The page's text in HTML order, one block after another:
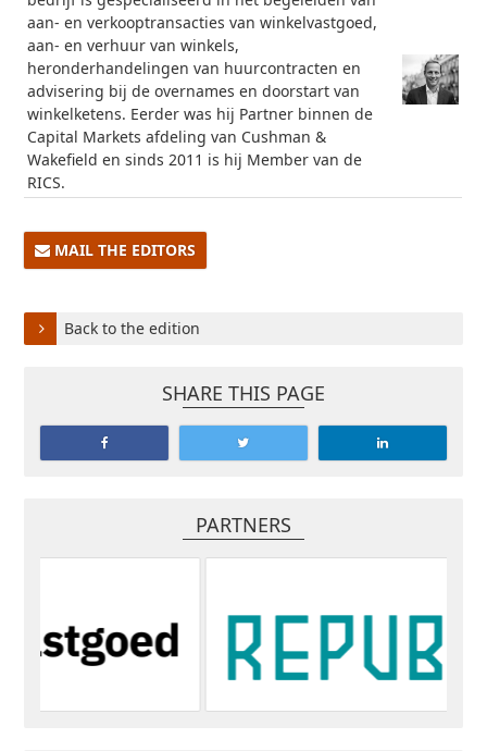
aan- en verkooptransacties van winkelvastgoed,
aan- en verhuur van winkels,
heronderhandelingen van huurcontracten en
advisering bij de overnames en doorstart van
winkelketens. Eerder was hij Partner binnen de
Capital Markets afdeling van Cushman &
Wakefield en sinds 2011 is hij Member van de
RICS.
MAIL THE EDITORS
Back to the edition
SHARE THIS PAGE
PARTNERS